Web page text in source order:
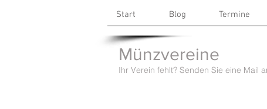
Start Blog Termine
Münzvereine
Ihr Verein fehlt? Senden Sie eine Mail